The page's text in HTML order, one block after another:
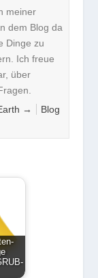
meiner
dem Blog da
Dinge zu
Ich freue
über
→
Blog